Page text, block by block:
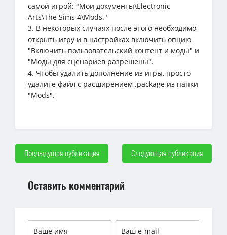
самой игрой: "Мои документы\Electronic
Arts\The Sims 4\Mods."
3. В некоторых случаях после этого необходимо
открыть игру и в настройках включить опцию
"Включить пользовательский контент и моды" и
"Моды для сценариев разрешены".
4. Чтобы удалить дополнение из игры, просто
удалите файл с расширением .package из папки
"Mods".
Предыдущая публикация Следующая публикация
Оставить комментарий